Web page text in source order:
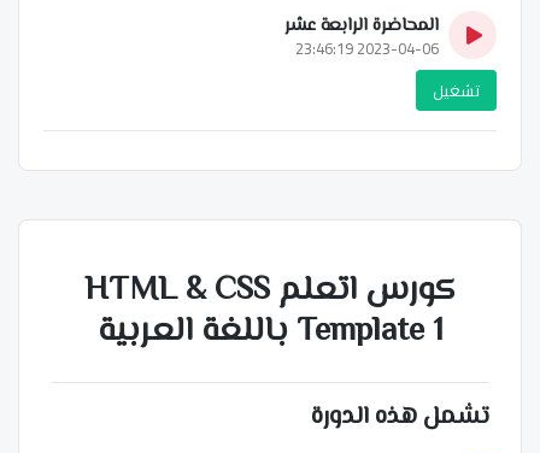
المحاضرة الرابعة عشر
2023-04-06 23:46:19
تشغيل
كورس اتعلم HTML & CSS
Template 1 باللغة العربية
تشمل هذه الدورة